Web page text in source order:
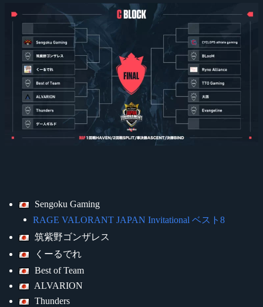
Sengoku Gaming
RAGE VALORANT JAPAN Invitational ベスト8
筑紫野ゴンザレス
くーるでれ
Best of Team
ALVARION
Thunders